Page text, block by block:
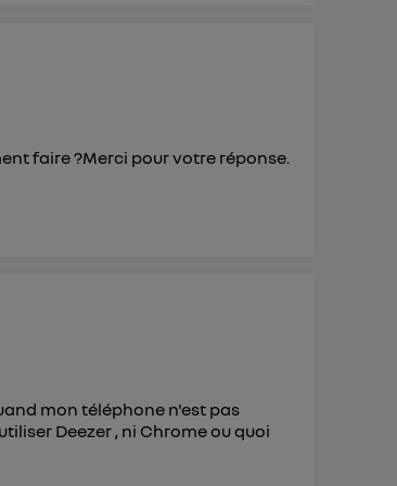
faire ?Merci pour votre réponse.
mon téléphone n'est pas
Deezer , ni Chrome ou quoi